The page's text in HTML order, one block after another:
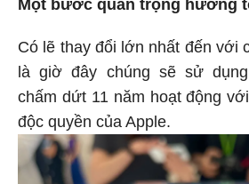
Có lẽ thay đổi lớn nhất đến với
là giờ đây chúng sẽ sử dụng
chấm dứt 11 năm hoạt động
độc quyền của Apple.